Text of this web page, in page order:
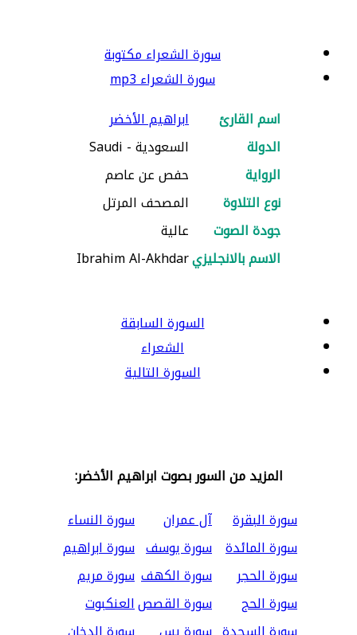
سورة الشعراء مكتوبة
سورة الشعراء mp3
اسم القارئ
ابراهيم الأخضر
الدولة
السعودية - Saudi
الرواية
حفص عن عاصم
نوع التلاوة
المصحف المرتل
جودة الصوت
عالية
الاسم بالانجليزيIbrahim Al-Akhdar
السورة السابقة
الشعراء
السورة التالية
المزيد من السور بصوت ابراهيم الأخضر:
سورة البقرة
آل عمران
سورة النساء
سورة المائدة سورة يوسف سورة ابراهيم
سورة الحجر
سورة الكهف سورة مريم
سورة الحج
سورة القصصالعنكبوت